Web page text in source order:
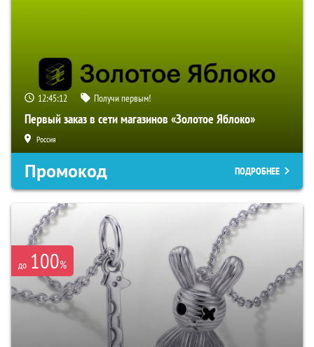
12:45:11 Получи первым!
Первый заказ в сети магазинов «Золотое Яблоко»
Россия
Промокод ПОДРОБНЕЕ
до 100%